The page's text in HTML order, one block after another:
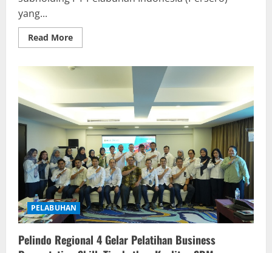
yang...
Read MoreRead
more
SPJM
Target,
2026
Canangkan
Ekspansi
Bisnis
PELABUHAN
Pelindo Regional 4 Gelar Pelatihan Business